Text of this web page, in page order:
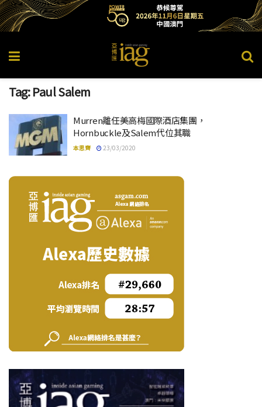
Tag:Paul Salem
Murren離任美高梅國際酒店集團，
Hornbuckle及Salem代位其職
本思齊 23/03/2020